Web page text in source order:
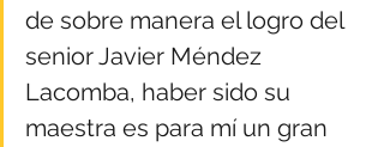
de sobre manera el logro del
senior Javier Méndez
Lacomba, haber sido su
maestra es para mí un gran